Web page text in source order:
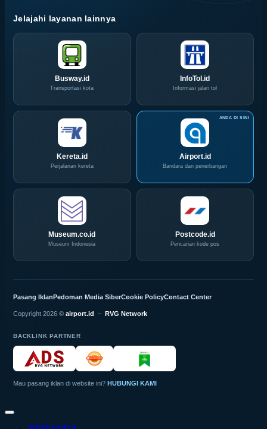
City
Surabaya
Akhir
e-
Commerce
di
IPA
Convex
2026
Jelajahi layanan lainnya
Busway.id
Transportasi kota
InfoTol.id
Informasi jalan tol
Kereta.id
Perjalanan kereta
Airport.id
Bandara dan penerbangan
Museum.co.id
Museum Indonesia
Postcode.id
Pencarian kode pos
Pasang Iklan Pedoman Media SiberCookie PolicyContact Center
Copyright 2026 © airport.id – RVG Network
BACKLINK PARTNER
Mau pasang iklan di website ini? HUBUNGI KAMI